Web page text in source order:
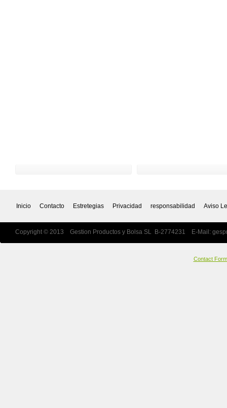
Inicio Contacto Estretegias Privacidad responsabilidad Aviso
Copyright © 2013 Gestion Productos y Bolsa SL B-2774231 E-Mail:
Contact Form